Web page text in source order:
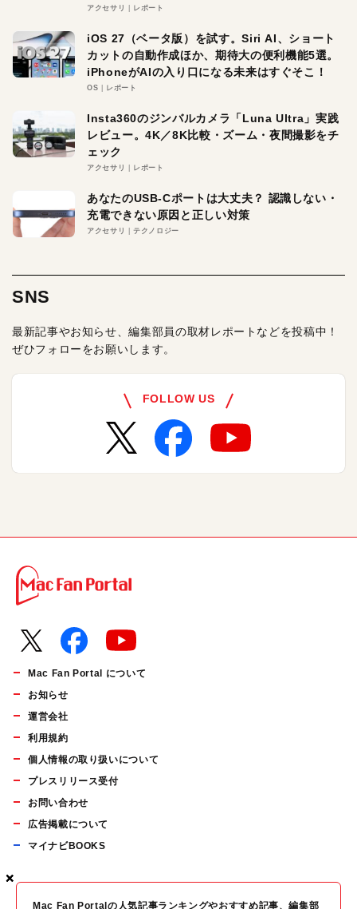
×
×
×
アクセサリ レポート
iOS 27（ベータ版）を試す。Siri AI、ショート
カットの自動作成ほか、期待大の便利機能5選。
iPhoneがAIの入り口になる未来はすぐそこ！
OS レポート
Insta360のジンバルカメラ「Luna Ultra」実践
レビュー。4K／8K比較・ズーム・夜間撮影をチ
ェック
アクセサリ レポート
あなたのUSB-Cポートは大丈夫？ 認識しない・
充電できない原因と正しい対策
アクセサリ テクノロジー
SNS
最新記事やお知らせ、編集部員の取材レポートなどを投稿中！
ぜひフォローをお願いします。
FOLLOW US
Mac Fan Portal について
お知らせ
運営会社
利用規約
個人情報の取り扱いについて
プレスリリース受付
お問い合わせ
広告掲載について
マイナビBOOKS
Mac Fan Portalの人気記事ランキングやおすすめ記事、編集部